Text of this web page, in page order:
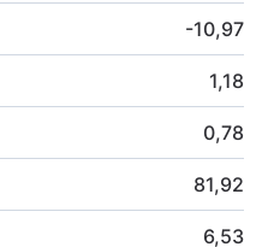
-10,97
1,18
0,78
81,92
6,53